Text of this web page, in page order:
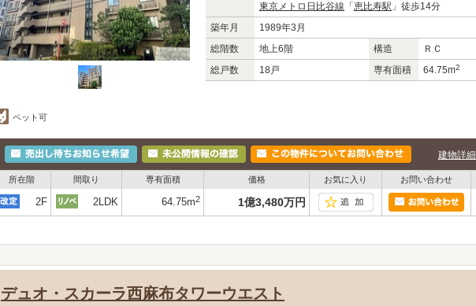
東京メトロ日比谷線 「 恵比寿駅 」徒歩14分
築年月
1989年3月
総階数
地上6階 構造
ＲＣ
総戸数
18戸 専有面積 64.75m2
ペット可
建物詳細
所在階 間取り 専有面積 価格 お気に入り お問い合わせ
2F 2LDK 64.75m2 1億3,480万円
デュオ・スカーラ西麻布タワーウエスト